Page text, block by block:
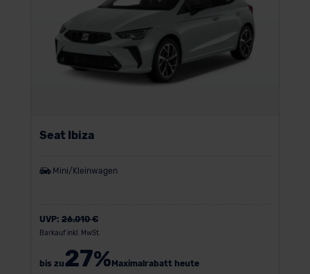
Seat Ibiza
Mini/Kleinwagen
UVP: 26.010 €
Barkauf inkl. MwSt.
bis zu27% Maximalrabatt heute